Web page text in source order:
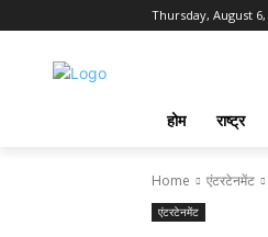
Thursday, August 6,
होम राष्ट्र
Home एंटरटेनमेंट
एंटरटेनमेंट